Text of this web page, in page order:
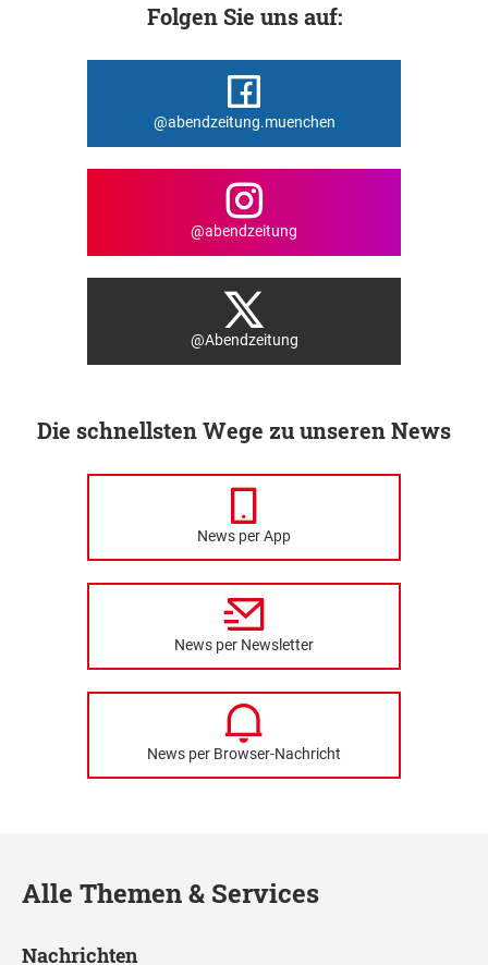
Folgen Sie uns auf:
@abendzeitung.muenchen
@abendzeitung
@Abendzeitung
Die schnellsten Wege zu unseren News
News per App
News per Newsletter
News per Browser-Nachricht
Alle Themen & Services
Nachrichten